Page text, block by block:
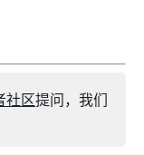
社区提问，我们